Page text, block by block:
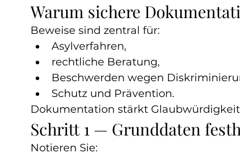
Warum sichere
Beweise sind zentral für:
Asylverfahren,
rechtliche Beratung,
Beschwerden wegen
Schutz und Prävention.
Dokumentation stärkt
Schritt 1 — Grunddaten
Notieren Sie: